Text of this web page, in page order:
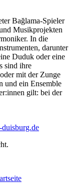
Bağlama-Spieler
Musikprojekten
In die
darunter
Duduk oder eine
sind ihre
mit der Zunge
und ein Ensemble
gilt: bei der
duisburg.de
.